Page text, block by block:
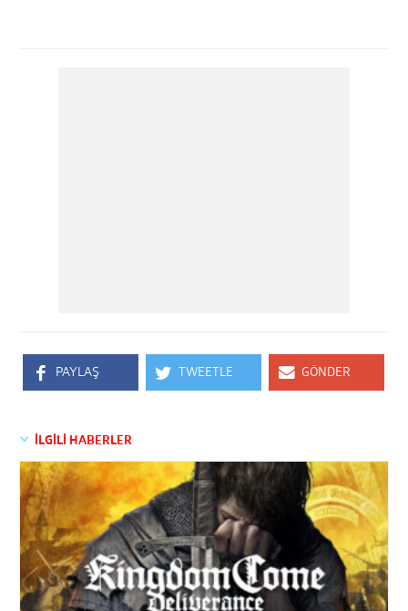
PAYLAŞ TWEETLE GÖNDER
İLGİLİ HABERLER